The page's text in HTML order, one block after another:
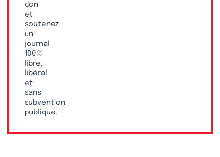
don
et
soutenez
un
journal
100 %
libre,
libéral
et
sans
subvention
publique.